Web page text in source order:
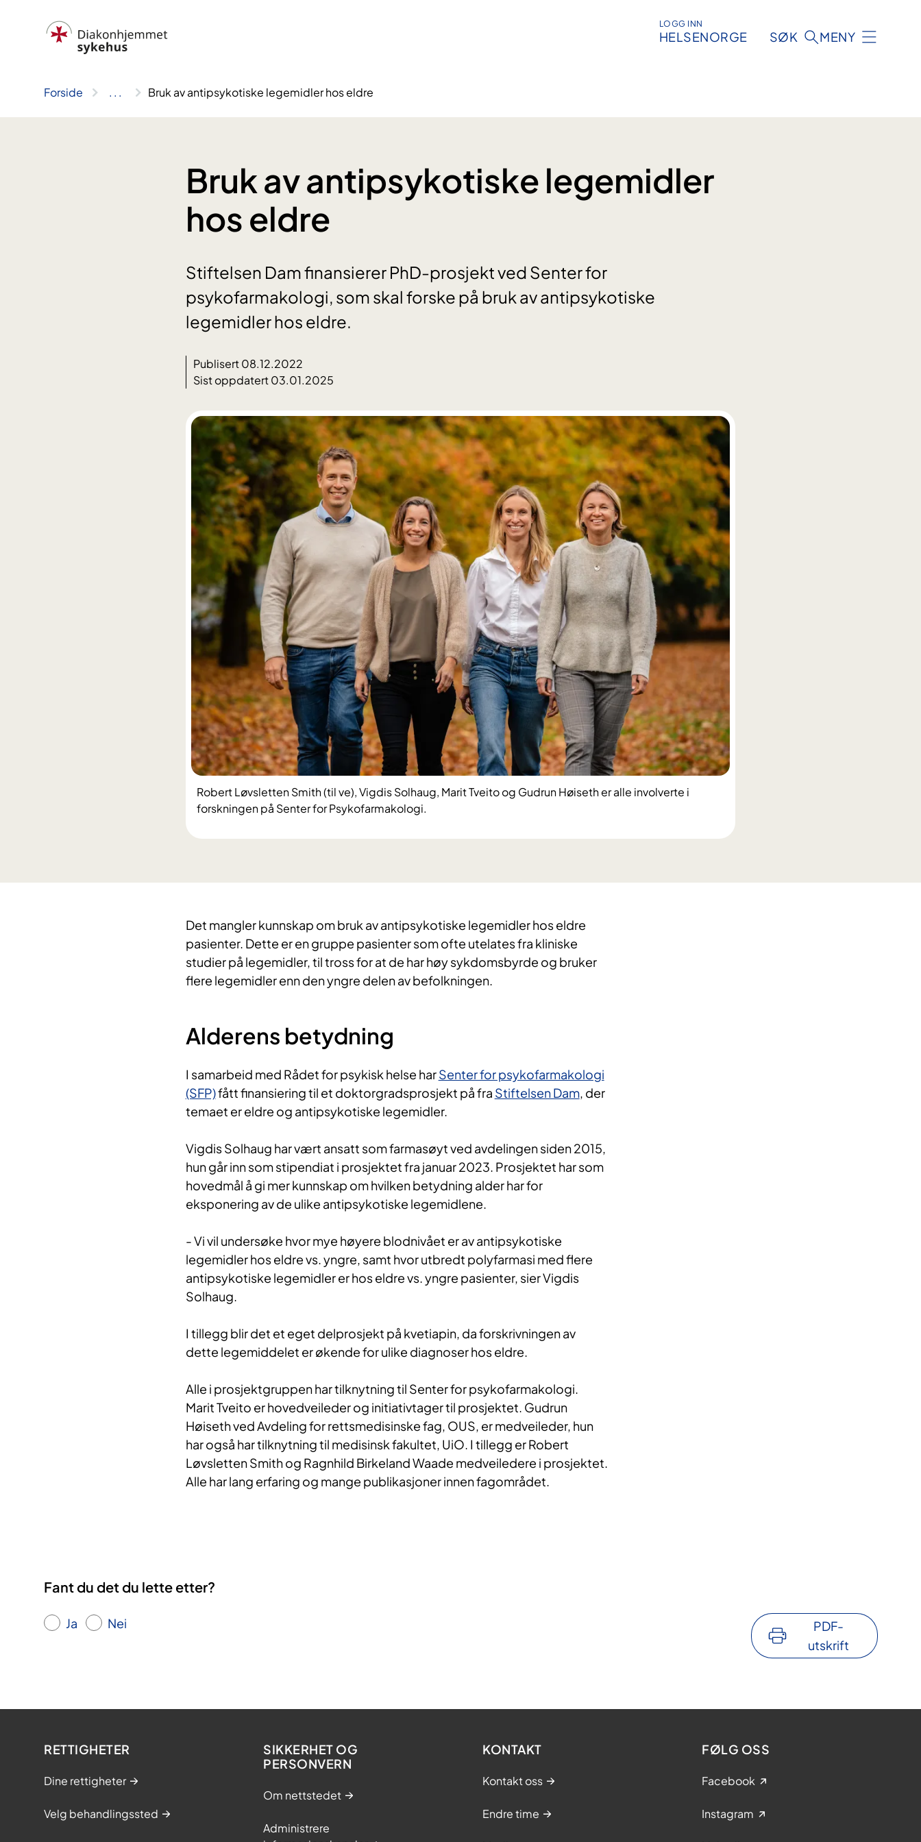
LOGG INN
HELSENORGE SØK MENY
Forside .. . Bruk av antipsykotiske legemidler hos eldre
Bruk av antipsykotiske legemidler
hos eldre
Stiftelsen Dam finansierer PhD-prosjekt ved Senter for
psykofarmakologi, som skal forske på bruk av antipsykotiske
legemidler hos eldre.
Publisert 08.12.2022
Sist oppdatert 03.01.2025
Robert Løvsletten Smith (til ve), Vigdis Solhaug, Marit Tveito og Gudrun Høiseth er alle involverte i
forskningen på Senter for Psykofarmakologi.
Det mangler kunnskap om bruk av antipsykotiske legemidler hos eldre
pasienter. Dette er en gruppe pasienter som ofte utelates fra kliniske
studier på legemidler, til tross for at de har høy sykdomsbyrde og bruker
flere legemidler enn den yngre delen av befolkningen.
Alderens betydning
I samarbeid med Rådet for psykisk helse harSenter for psykofarmakologi
(SFP)fått finansiering til et doktorgradsprosjekt på fra Stiftelsen Dam, der
temaet er eldre og antipsykotiske legemidler.
Vigdis Solhaug har vært ansatt som farmasøyt ved avdelingen siden 2015,
hun går inn som stipendiat i prosjektet fra januar 2023. Prosjektet har som
hovedmål å gi mer kunnskap om hvilken betydning alder har for
eksponering av de ulike antipsykotiske legemidlene.
- Vi vil undersøke hvor mye høyere blodnivået er av antipsykotiske
legemidler hos eldre vs. yngre, samt hvor utbredt polyfarmasi med flere
antipsykotiske legemidler er hos eldre vs. yngre pasienter, sier Vigdis
Solhaug.
I tillegg blir det et eget delprosjekt på kvetiapin, da forskrivningen av
dette legemiddelet er økende for ulike diagnoser hos eldre.
Alle i prosjektgruppen har tilknytning til Senter for psykofarmakologi.
Marit Tveito er hovedveileder og initiativtager til prosjektet. Gudrun
Høiseth ved Avdeling for rettsmedisinske fag, OUS, er medveileder, hun
har også har tilknytning til medisinsk fakultet, UiO. I tillegg er Robert
Løvsletten Smith og Ragnhild Birkeland Waade medveiledere i prosjektet.
Alle har lang erfaring og mange publikasjoner innen fagområdet.​
Fant du det du lette etter?
Ja Nei
PDF-
utskrift
RETTIGHETER
Dine rettigheter
Velg behandlingssted
SIKKERHET OG
PERSONVERN
Om nettstedet
Administrere
KONTAKT
Kontakt oss
Endre time
FØLG OSS
Facebook
Instagram